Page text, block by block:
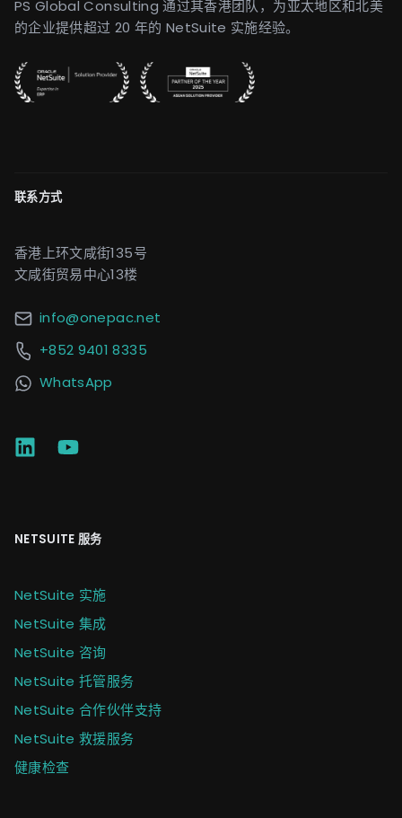
PS Global Consulting 通过其香港团队，为亚太地区和北美
的企业提供超过 20 年的 NetSuite 实施经验。
联系方式
香港上环文咸街135号
文咸街贸易中心13楼
info@onepac.net
+852 9401 8335
WhatsApp
NETSUITE 服务
NetSuite 实施
NetSuite 集成
NetSuite 咨询
NetSuite 托管服务
NetSuite 合作伙伴支持
NetSuite 救援服务
健康检查